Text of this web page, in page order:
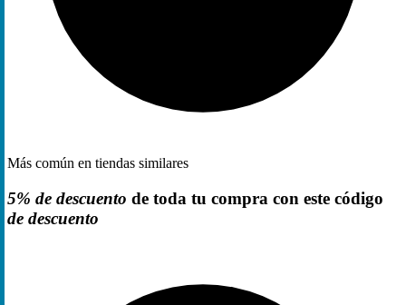
Más común en tiendas similares
5% de descuento de toda tu compra con este código
de descuento